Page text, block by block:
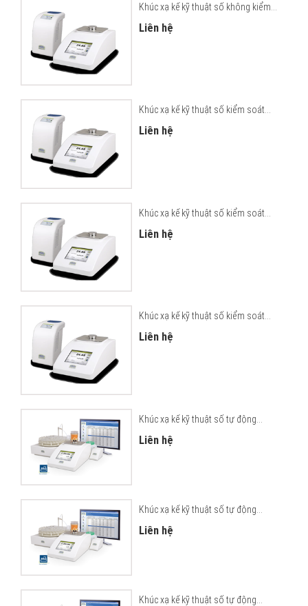
Khúc xạ kế kỹ thuật số không kiểm...
Liên hệ
Khúc xạ kế kỹ thuật số kiểm soát...
Liên hệ
Khúc xạ kế kỹ thuật số kiểm soát...
Liên hệ
Khúc xạ kế kỹ thuật số kiểm soát...
Liên hệ
Khúc xạ kế kỹ thuật số tự động...
Liên hệ
Khúc xạ kế kỹ thuật số tự động...
Liên hệ
Khúc xạ kế kỹ thuật số tự động...